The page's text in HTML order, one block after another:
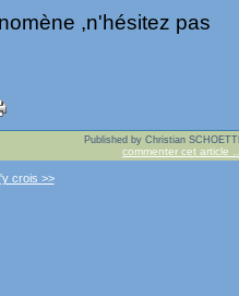
,n'hésitez pas
Published by Christian SCHOETTL
commenter cet article
crois >>